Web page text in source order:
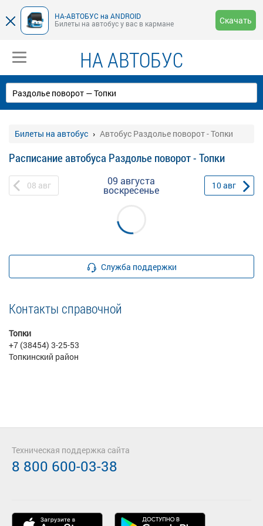
НА-АВТОБУС на ANDROID
Билеты на автобус у вас в кармане
Скачать
НА АВТОБУС
Билеты на автобус Автобус Раздолье поворот - Топки
Расписание автобуса Раздолье поворот - Топки
08 авг 09 августа
воскресенье 10авг
Служба поддержки
Контакты справочной
Топки
+7 (38454) 3-25-53
Топкинский район
Техническая поддержка сайта
8 800 600-03-38